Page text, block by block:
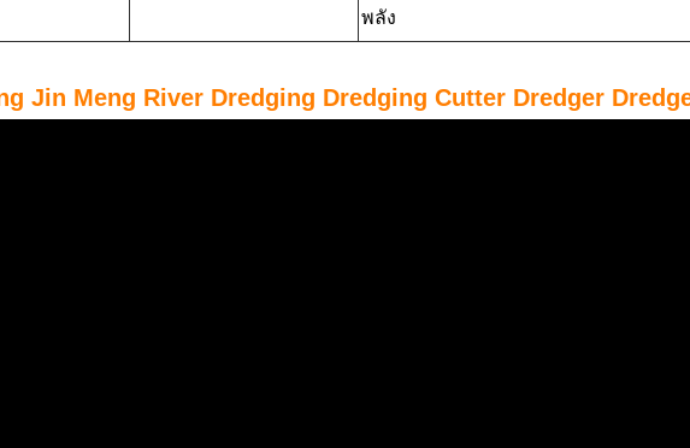
พลัง
Jin Meng River Dredging Dredging Cutter Dredger